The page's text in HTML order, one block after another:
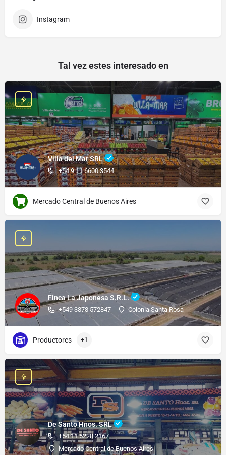
Instagram
Tal vez estes interesado en
Villa del Mar SRL
+54 9 11 6600 3544
Mercado Central de Buenos Aires
Finca La Japonesa S.R.L.
+549 3878 572847 Colonia Santa Rosa
Productores +1
De Santo Hnos. SRL
+54 11 5228 2167
Mercado Central de Buenos Aires